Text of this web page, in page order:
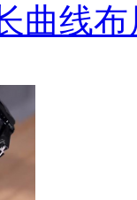
曲线布